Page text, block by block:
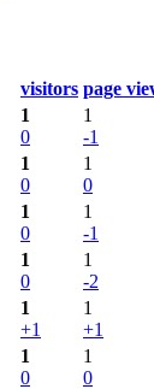
visitors page
1
0
1
-1
1
0
1
0
1
0
1
-1
1
0
1
-2
1
+1
1
+1
1
0
1
0